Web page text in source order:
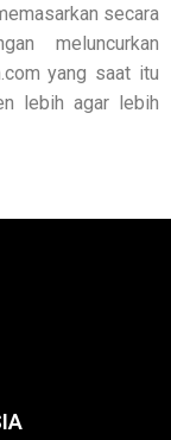
secara
meluncurkan
yang saat itu
lebih agar lebih